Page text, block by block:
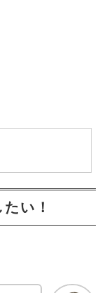
い！